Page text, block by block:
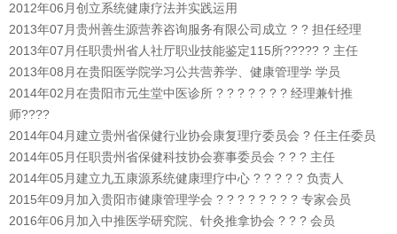
2012年06月创立系统健康疗法并实践运用
2013年07月贵州善生源营养咨询服务有限公司成立 ? ? 担任经理
2013年07月任职贵州省人社厅职业技能鉴定115所????? ? 主任
2013年08月在贵阳医学院学习公共营养学、健康管理学 学员
2014年02月在贵阳市元生堂中医诊所 ? ? ? ? ? ? ? 经理兼针推
师????
2014年04月建立贵州省保健行业协会康复理疗委员会 ? 任主任委员
2014年05月任职贵州省保健科技协会赛事委员会 ? ? ? 主任
2014年05月建立九五康源系统健康理疗中心 ? ? ? ? ? 负责人
2015年09月加入贵阳市健康管理学会 ? ? ? ? ? ? ? ? 专家会员
2016年06月加入中推医学研究院、针灸推拿协会 ? ? ? 会员